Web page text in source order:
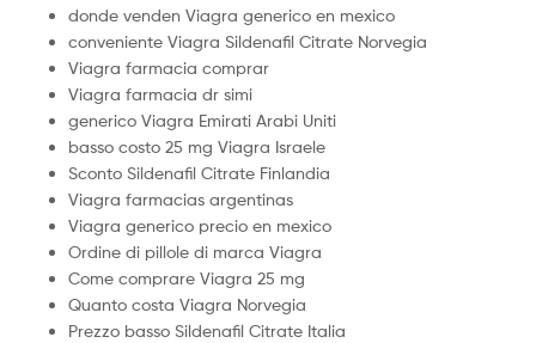
donde venden Viagra generico en mexico
conveniente Viagra Sildenafil Citrate Norvegia
Viagra farmacia comprar
Viagra farmacia dr simi
generico Viagra Emirati Arabi Uniti
basso costo 25 mg Viagra Israele
Sconto Sildenafil Citrate Finlandia
Viagra farmacias argentinas
Viagra generico precio en mexico
Ordine di pillole di marca Viagra
Come comprare Viagra 25 mg
Quanto costa Viagra Norvegia
Prezzo basso Sildenafil Citrate Italia